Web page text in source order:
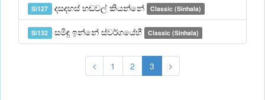
Si127 දසදහස් හඬවල් කියන්නේ Classic (Sinhala)
Si132 සමිඳු ඉන්නේ ස්වර්ගයේහී Classic (Sinhala)
1 2 3